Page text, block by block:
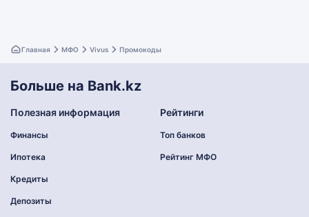
Главная МФО Vivus Промокоды
Больше на Bank.kz
Полезная информация
Финансы
Ипотека
Кредиты
Депозиты
Рейтинги
Топ банков
Рейтинг МФО